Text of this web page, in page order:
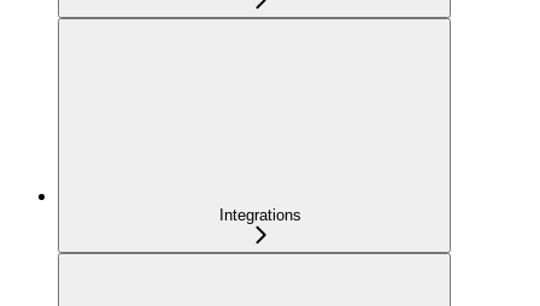
Integrations